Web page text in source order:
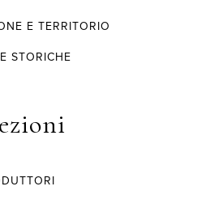
E TERRITORIO
STORICHE